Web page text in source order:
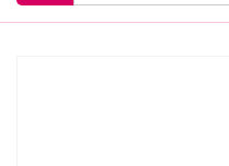
جستجو